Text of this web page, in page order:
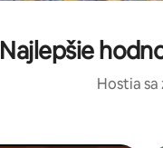
Najlepšie
Hostia